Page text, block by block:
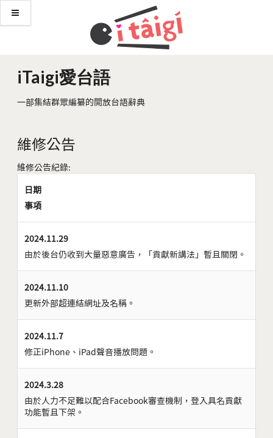
iTaigi愛台語
一部集結群眾編纂的開放台語辭典
維修公告
維修公告紀錄:
日期
事項
2024.11.29
由於後台仍收到大量惡意廣告，「貢獻新講法」暫且關閉。
2024.11.10
更新外部超連結網址及名稱。
2024.11.7
修正iPhone、iPad聲音播放問題。
2024.3.28
由於人力不足難以配合Facebook審查機制，登入具名貢獻
功能暫且下架。